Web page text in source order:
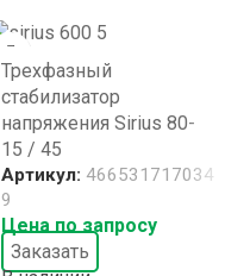
Трехфазный
стабилизатор
напряжения Sirius 80-
15 / 45
Артикул: 466531717034
9
Цена по запросу
Заказать